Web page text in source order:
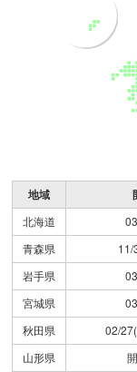
地域
北海道
青森県
11/
岩手県
宮城県
秋田県
02/
山形県